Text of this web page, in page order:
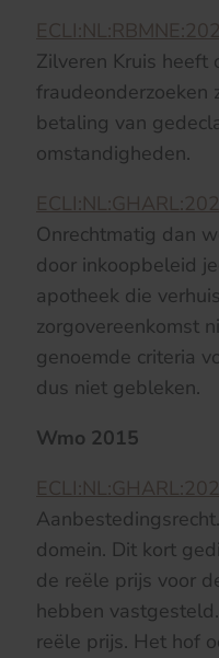
Zilveren Kruis heeft
fraudeonderzoeken
betaling van
omstandigheden.
Onrechtmatig dan
door inkoopbeleid
apotheek die
zorgovereenkomst
genoemde criteria
dus niet gebleken.
Wmo 2015
domein. Dit kort
de reële prijs voor
hebben
reële prijs. Het hof